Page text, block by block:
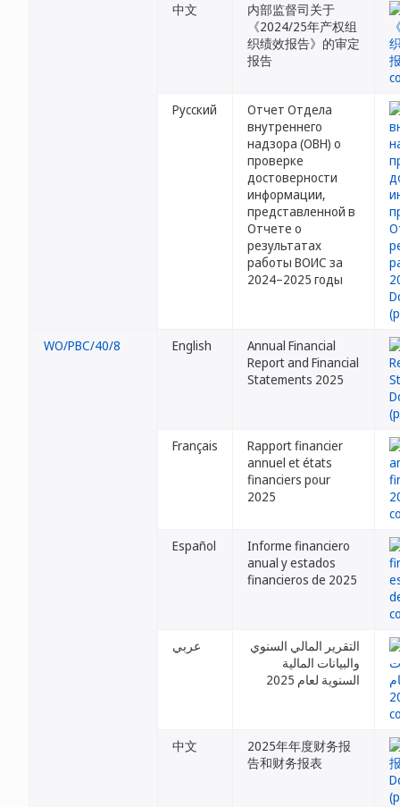
中文
内部监督司关于
《2024/25年产权组
织绩效报告》的审定
报告
Русский
Отчет Отдела
внутреннего
надзора (ОВН) о
проверке
достоверности
информации,
представленной в
Отчете о
результатах
работы ВОИС за
2024–2025 годы
WO/PBC/40/8 English
Annual Financial
Report and Financial
Statements 2025
Français
Rapport financier
annuel et états
financiers pour
2025
Español
Informe financiero
anual y estados
financieros de 2025
عربي
التقرير المالي السنوي
والبيانات المالية
السنوية لعام 2025
中文
2025年年度财务报
告和财务报表